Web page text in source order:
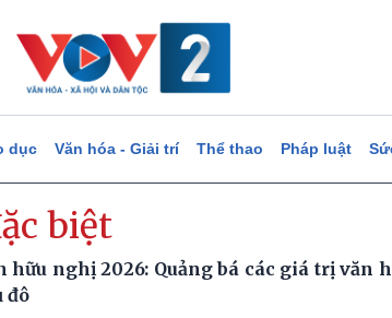
dục Văn hóa - Giải trí Thể thao Pháp luật
biệt
hữu nghị 2026: Quảng bá các giá trị văn
đô